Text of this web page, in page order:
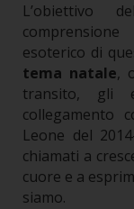
L’obiettivo
esoterico di
tema natale,
transito, gli
collegamento
Leone del
chiamati a
cuore e a
siamo.